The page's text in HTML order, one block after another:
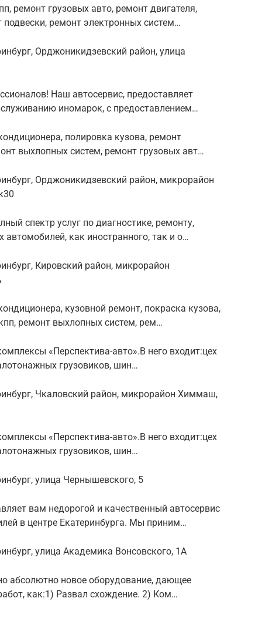
ремонт грузовых авто, ремонт двигателя,
ремонт электронных систем…
Орджоникидзевский район, улица
Наш автосервис, предоставляет
иномарок, с предоставлением…
полировка кузова, ремонт
выхлопных систем, ремонт грузовых авт…
Орджоникидзевский район, микрорайон
спектр услуг по диагностике, ремонту,
как иностранного, так и о…
Кировский район, микрорайон
кузовной ремонт, покраска кузова,
ремонт выхлопных систем, рем…
«Перспектива-авто».В него входит:цех
грузовиков, шин…
Чкаловский район, микрорайон Химмаш,
«Перспектива-авто».В него входит:цех
грузовиков, шин…
улица Чернышевского, 5
вам недорогой и качественный автосервис
в центре Екатеринбурга. Мы приним…
улица Академика Вонсовского, 1А
абсолютно новое оборудование, дающее
как:1) Развал схождение. 2) Ком…